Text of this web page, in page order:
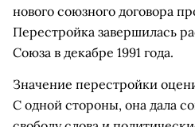
нового союзного договора
Перестройка завершилась
Союза в декабре 1991 года.
Значение перестройки
С одной стороны, она дала